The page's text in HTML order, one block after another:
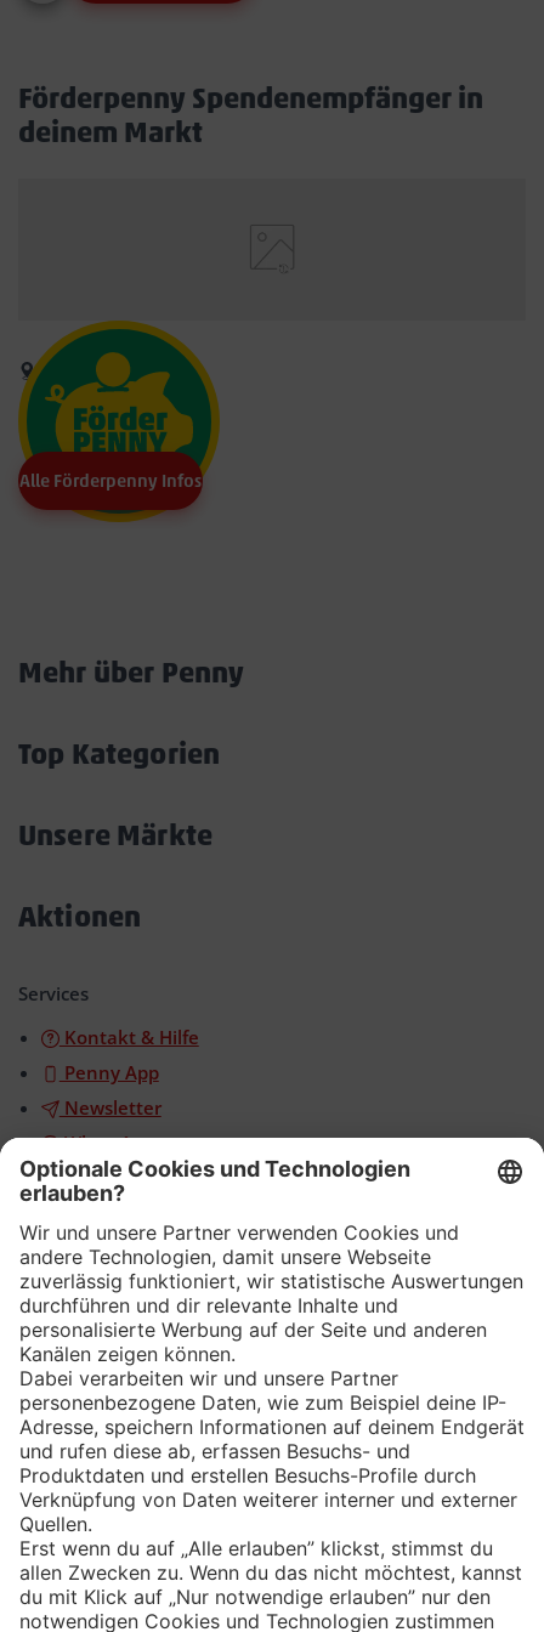
Förderpenny Spendenempfänger in
deinem Markt
Alle Förderpenny Infos
Mehr über Penny
Top Kategorien
Unsere Märkte
Aktionen
Services
Kontakt & Hilfe
Penny App
Newsletter
WhatsApp
App
Eishockey